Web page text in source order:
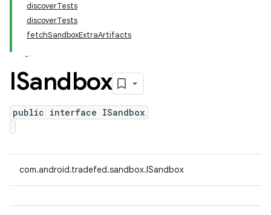
discoverTests
discoverTests
fetchSandboxExtraArtifacts
ISandbox
public interface ISandbox
com.android.tradefed.sandbox.ISandbox